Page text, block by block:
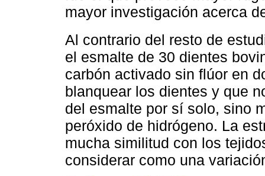
mayor investigación acerca
Al contrario del resto de
el esmalte de 30 dientes
carbón activado sin flúor en
blanquear los dientes y que
del esmalte por sí solo, sino
peróxido de hidrógeno. La
mucha similitud con los
considerar como una